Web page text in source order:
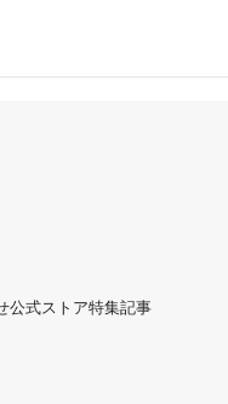
公式ストア特集記事